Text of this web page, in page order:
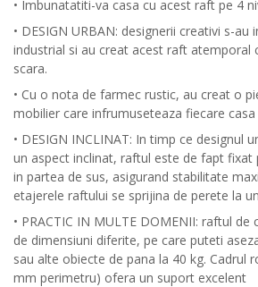
• Imbunatatiti-va casa cu acest raft pe 4
• DESIGN URBAN: designerii creativi s-
industrial si au creat acest raft atemporal
scara.
• Cu o nota de farmec rustic, au creat o
mobilier care infrumuseteaza fiecare casa
• DESIGN INCLINAT: In timp ce designul
un aspect inclinat, raftul este de fapt fixat
in partea de sus, asigurand stabilitate
etajerele raftului se sprijina de perete la
• PRACTIC IN MULTE DOMENII: raftul
de dimensiuni diferite, pe care puteti
sau alte obiecte de pana la 40 kg. Cadrul
mm perimetru) ofera un suport excelent